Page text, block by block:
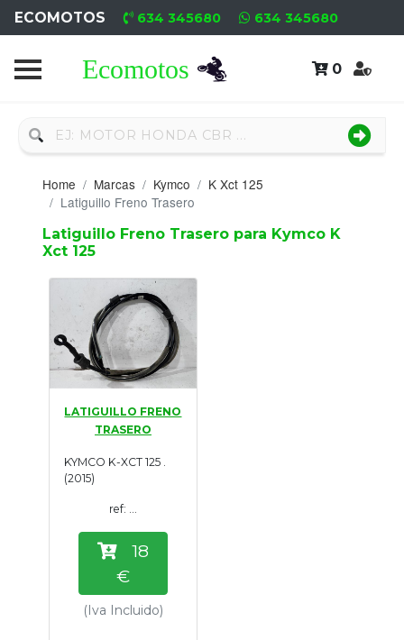
ECOMOTOS 634 345680 634 345680
0
Home
Nuevo
Neumáticos
Campa
Motores
Nuevos
Motores
Usados
Tasaciones
Formulario
Empresa
Contacto
Home Marcas Kymco
K Xct 125
Latiguillo Freno Trasero
Latiguillo Freno Trasero para Kymco K
Xct 125
LATIGUILLO FRENO
TRASERO
KYMCO K-XCT 125 .
(2015)
ref: ...
18
€
(Iva Incluido)